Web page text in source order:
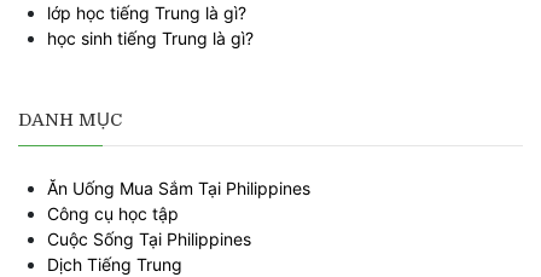
lớp học tiếng Trung là gì?
học sinh tiếng Trung là gì?
DANH MỤC
Ăn Uống Mua Sắm Tại Philippines
Công cụ học tập
Cuộc Sống Tại Philippines
Dịch Tiếng Trung